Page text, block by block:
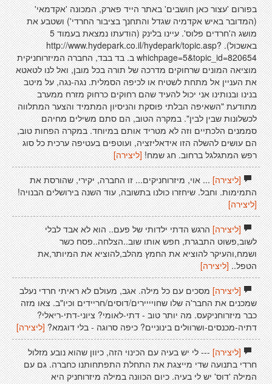
בפורום 'עצור כאן חושבים' באתר הייד פארק, המכונה 'אקדמאי'
(המדובר באיש אקדמיה שגדל והתחנך בציבור החרדי') ושטבע את
מושג ה'חרדים פלוס'. עיינו בלינק (הודעתו נמצאת בעמוד 5
באשכול). http://www.hydepark.co.il/hydepark/topic.asp?
whichpage=5&topic_id=820654 ב. בד בבד, החברה המיזרוחניקית
מוציאה המונים שרחוקים מדרכה של תורה בכל מובן, ואל לנו לטאטא
את העניין אל מתחת לשטיח או לכיפה הסמלית. נגה-נגה, על מיטב
בנינו ובנותינו אני יכול להעיד שהם רחוקים כרחוק מזרח ממערב
מתודעת "השאיפה הבלתי פוסקת והניסיון המתמיד והצער המתלווה
לכשלונות שבין לבין". במקרה הטוב, הם סתם משילים מחיהם
סממנים הלכתיים וזה לא מטריד אותם במיוחד. במקרה הפחות טוב,
הם עושים להשלה הזו אידאליזציה, ועוטפים בעטיפה ערכית כל סוג
רפש המתגלגל ברחוב. חג שמח! [ליצירה]
[ליצירה]... אוי, מיזרוחניקים... זו החברה, יקירי, שהורסת את
התמימות. וחבל. שיחזרו כולנו בתשובה, עוד השנה בירושלים הבנויה!
[ליצירה]
[ליצירה]הרגש הדתי ילדותי של פעם.. הוא לא אבד לבלי
לשוב,פשוט התבגרת, חפש אותו שוב..הצלחה..פסח כשר
ושמח,והעיקר להוציא את החמץ מהלב,להוציא את המיותר,את
הטפל.. [ליצירה]
[ליצירה]מסכים עם כל מילה. אגב, מעולם לא ראיתי חרדי נעלב
שמכנים את החבר'ה שלו שחויייירים/דוסים/חריידים וכיו"ב. צאו מזה
כבר מיזרוחניקעס. מה יותר טוב - דתי-לאומי? ציוני-דתי-ריאלי?
דתיה-מכנסים-ושרוולים בינוניים? כיפה סרוגה - בלי דוגמא? [ליצירה]
[ליצירה]--- לי יש בעיה עם הכינוי הזה, כיוון שהוא נובע מזלול
חרדי בתנועה שדי מייצגת את התחלת התפתחותנו כחברה. גם עם
המילה 'דוס' יש לי בעיה. כיום הכוונה במילה מיזרוחניק היא